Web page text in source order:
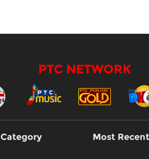
PTC NETWORK
Category Most